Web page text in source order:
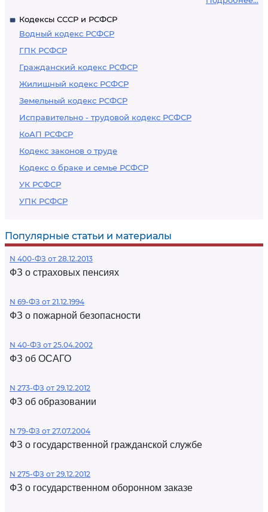
Кодексы СССР и РСФСР
Водный кодекс РСФСР
ГПК РСФСР
Гражданский кодекс РСФСР
Жилищный кодекс РСФСР
Земельный кодекс РСФСР
Исправительно - трудовой кодекс РСФСР
КоАП РСФСР
Кодекс законов о труде
Кодекс о браке и семье РСФСР
УК РСФСР
УПК РСФСР
Популярные статьи и материалы
N 400-ФЗ от 28.12.2013
ФЗ о страховых пенсиях
N 69-ФЗ от 21.12.1994
ФЗ о пожарной безопасности
N 40-ФЗ от 25.04.2002
ФЗ об ОСАГО
N 273-ФЗ от 29.12.2012
ФЗ об образовании
N 79-ФЗ от 27.07.2004
ФЗ о государственной гражданской службе
N 275-ФЗ от 29.12.2012
ФЗ о государственном оборонном заказе